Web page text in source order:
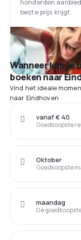
honderden
beste prijs krijgt.
Wanneer kun je
boeken naar
Vind het ideale
naar Eindhoven
Goedkoopste
vanaf € 40
Goedkoopste
Oktober
De
maandag